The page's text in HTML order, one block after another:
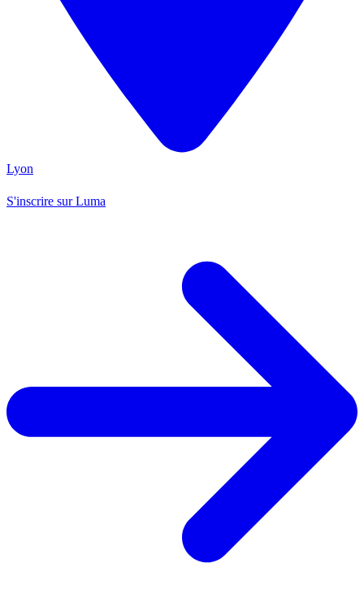
Lyon
S'inscrire sur Luma